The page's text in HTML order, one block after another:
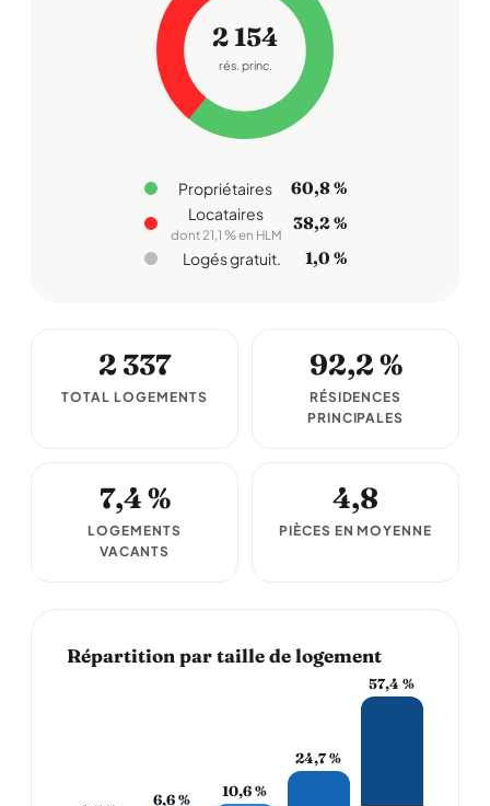
2 154
rés. princ.
Propriétaires 60,8 %
Locataires
dont 21,1 % en HLM
38,2 %
Logés gratuit. 1,0 %
2 337
TOTAL LOGEMENTS
92,2 %
RÉSIDENCES
PRINCIPALES
7,4 %
LOGEMENTS
VACANTS
4,8
PIÈCES EN MOYENNE
Répartition par taille de logement
6,6 %
10,6 %
24,7 %
57,4 %